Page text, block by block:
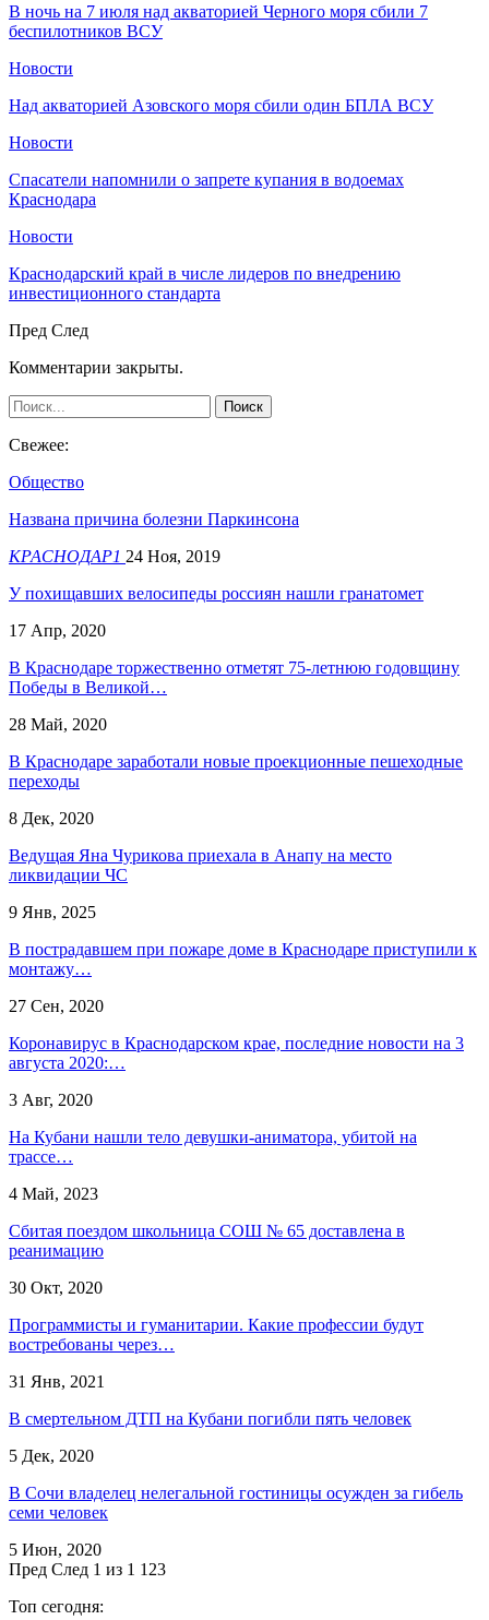
В ночь на 7 июля над акваторией Черного моря сбили 7
беспилотников ВСУ
Новости
Над акваторией Азовского моря сбили один БПЛА ВСУ
Новости
Спасатели напомнили о запрете купания в водоемах
Краснодара
Новости
Краснодарский край в числе лидеров по внедрению
инвестиционного стандарта
Пред След
Комментарии закрыты.
Свежее:
Общество
Названа причина болезни Паркинсона
КРАСНОДАР1 24 Ноя, 2019
У похищавших велосипеды россиян нашли гранатомет
17 Апр, 2020
В Краснодаре торжественно отметят 75-летнюю годовщину
Победы в Великой…
28 Май, 2020
В Краснодаре заработали новые проекционные пешеходные
переходы
8 Дек, 2020
Ведущая Яна Чурикова приехала в Анапу на место
ликвидации ЧС
9 Янв, 2025
В пострадавшем при пожаре доме в Краснодаре приступили к
монтажу…
27 Сен, 2020
Коронавирус в Краснодарском крае, последние новости на 3
августа 2020:…
3 Авг, 2020
На Кубани нашли тело девушки-аниматора, убитой на
трассе…
4 Май, 2023
Сбитая поездом школьница СОШ № 65 доставлена в
реанимацию
30 Окт, 2020
Программисты и гуманитарии. Какие профессии будут
востребованы через…
31 Янв, 2021
В смертельном ДТП на Кубани погибли пять человек
5 Дек, 2020
В Сочи владелец нелегальной гостиницы осужден за гибель
семи человек
5 Июн, 2020
Пред След 1 из 1 123
Топ сегодня: